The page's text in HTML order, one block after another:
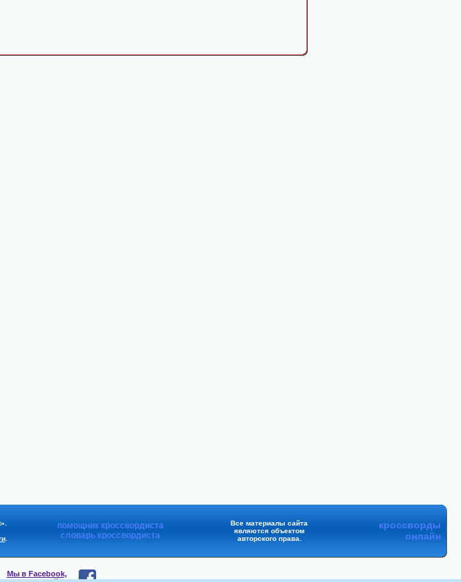
.
помощник кроссвордиста
словарь кроссвордиста
Все материалы сайта
являются объектом
авторского права.
кроссворды
онлайн
Мы в Facebook,